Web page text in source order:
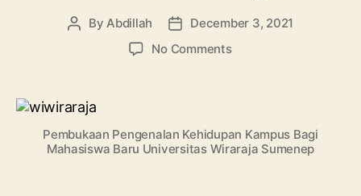
Post
By Abdillah
Post
date
December 3, 2021
No Commentson
Ini
Daftar
Pembukaan Pengenalan Kehidupan Kampus Bagi
Mahasiswa Baru Universitas Wiraraja Sumenep